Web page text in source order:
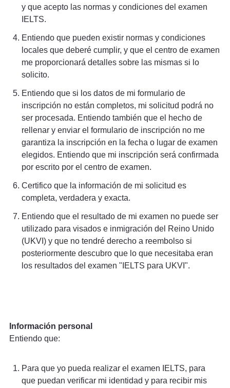
y que acepto las normas y condiciones del examen
IELTS.
Entiendo que pueden existir normas y condiciones
locales que deberé cumplir, y que el centro de examen
me proporcionará detalles sobre las mismas si lo
solicito.
Entiendo que si los datos de mi formulario de
inscripción no están completos, mi solicitud podrá no
ser procesada. Entiendo también que el hecho de
rellenar y enviar el formulario de inscripción no me
garantiza la inscripción en la fecha o lugar de examen
elegidos. Entiendo que mi inscripción será confirmada
por escrito por el centro de examen.
Certifico que la información de mi solicitud es
completa, verdadera y exacta.
Entiendo que el resultado de mi examen no puede ser
utilizado para visados e inmigración del Reino Unido
(UKVI) y que no tendré derecho a reembolso si
posteriormente descubro que lo que necesitaba eran
los resultados del examen "IELTS para UKVI".
Información personal
Entiendo que:
Para que yo pueda realizar el examen IELTS, para
que puedan verificar mi identidad y para recibir mis